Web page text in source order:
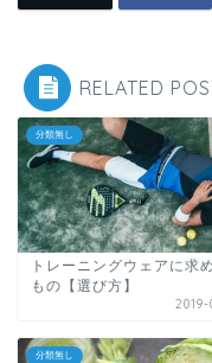
RELATED
分類無し
トレーニングウェアに求
もの【選び方】
分類無し